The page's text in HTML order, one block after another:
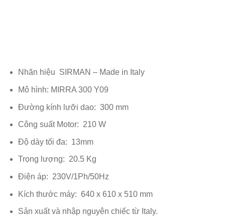
Nhãn hiệu SIRMAN – Made in Italy
Mô hình: MIRRA 300 Y09
Đường kính lưỡi dao: 300 mm
Công suất Motor: 210 W
Độ dày tối đa: 13mm
Trọng lượng: 20.5 Kg
Điện áp: 230V/1Ph/50Hz
Kích thước máy: 640 x 610 x 510 mm
Sản xuất và nhập nguyên chiếc từ Italy.